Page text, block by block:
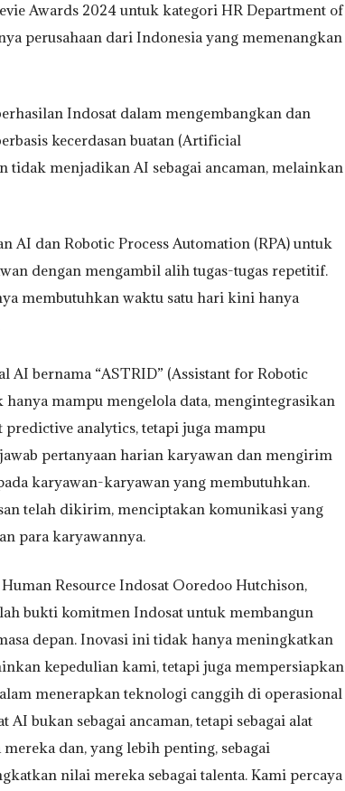
Awards 2024 untuk kategori HR Department of
perusahaan dari Indonesia yang memenangkan
Indosat dalam mengembangkan dan
kecerdasan buatan (Artificial
tidak menjadikan AI sebagai ancaman, melainkan
AI dan Robotic Process Automation (RPA) untuk
dengan mengambil alih tugas-tugas repetitif.
membutuhkan waktu satu hari kini hanya
bernama “ASTRID” (Assistant for Robotic
mampu mengelola data, mengintegrasikan
analytics, tetapi juga mampu
pertanyaan harian karyawan dan mengirim
karyawan-karyawan yang membutuhkan.
telah dikirim, menciptakan komunikasi yang
para karyawannya.
Resource Indosat Ooredoo Hutchison,
bukti komitmen Indosat untuk membangun
depan. Inovasi ini tidak hanya meningkatkan
kepedulian kami, tetapi juga mempersiapkan
menerapkan teknologi canggih di operasional
bukan sebagai ancaman, tetapi sebagai alat
dan, yang lebih penting, sebagai
nilai mereka sebagai talenta. Kami percaya